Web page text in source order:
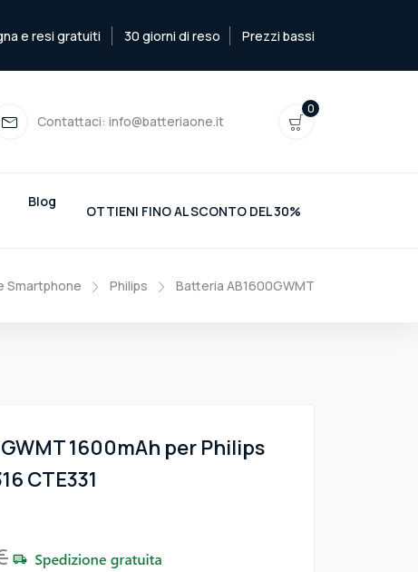
e resi gratuiti 30 giorni di reso Prezzi bassi
Contattaci: info@batteriaone.it
0
Blog
OTTIENI FINO AL SCONTO DEL 30%
Smartphone Philips Batteria AB1600GWMT
1600mAh per Philips
CTE331